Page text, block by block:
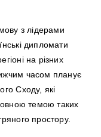
з лідерами
дипломати
на різних
часом планує
Сходу, які
темою таких
простору.